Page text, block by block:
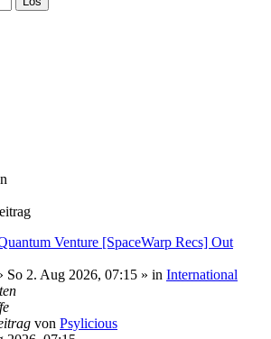
Venture [SpaceWarp Recs] Out
So 2. Aug 2026, 07:15 » in International
von Psylicious